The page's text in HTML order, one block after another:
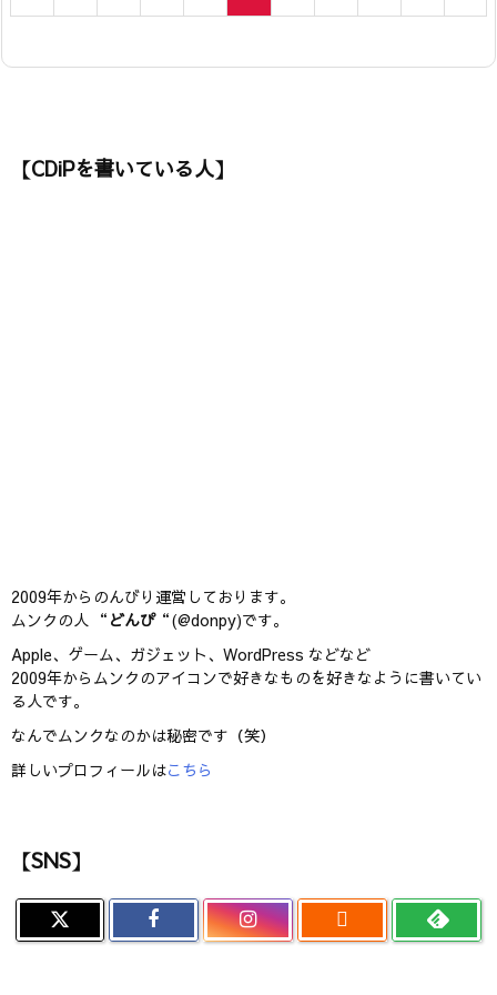
【CDiPを書いている人】
2009年からのんびり運営しております。
ムンクの人 “ どんぴ“(@donpy)です。
Apple、ゲーム、ガジェット、WordPress などなど
2009年からムンクのアイコンで好きなものを好きなように書いてい
る人です。
なんでムンクなのかは秘密です（笑）
詳しいプロフィールはこちら
【SNS】
